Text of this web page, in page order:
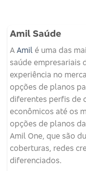
Amil Saúde
A Amil é uma das
saúde empresariais
experiência no
opções de planos
diferentes perfis de
econômicos até os
opções de planos
Amil One, que são
coberturas, redes
diferenciados.